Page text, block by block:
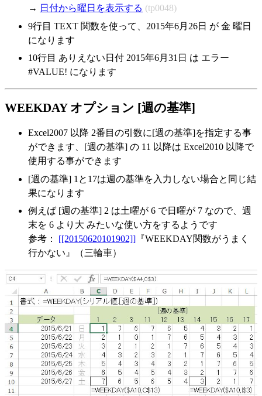
→ 日付から曜日を表示する (tp0048)
9行目 TEXT 関数を使って、2015年6月26日 が 金 曜日
になります
10行目 ありえない日付 2015年6月31日 は エラー
#VALUE! になります
WEEKDAY オプション [週の基準]
Excel2007 以降 2番目の引数に[週の基準]を指定する事
ができます、[週の基準] の 11 以降は Excel2010 以降で
使用する事ができます
[週の基準] 1と17は週の基準を入力しない場合と同じ結
果になります
例えば [週の基準] 2 は土曜が 6 で日曜が 7 なので、週
末を 6 より大 みたいな使い方をするようです
参考： [[20150620101902]] 『WEEKDAY関数がうまく
行かない』（三輪車）